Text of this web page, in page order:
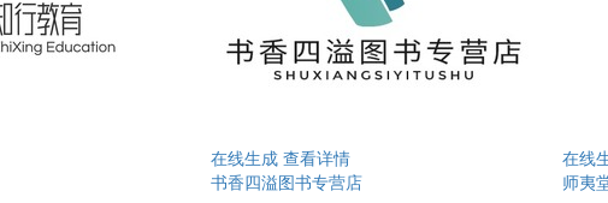
在线生成 查看详情
书香四溢图书专营店
在线
师夷